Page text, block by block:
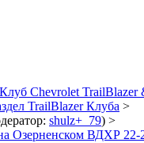
Chevrolet TrailBlazer
TrailBlazer Клуба >
shulz+_79) >
Озерненском ВДХР 22-